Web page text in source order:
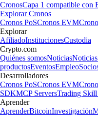
CronosCapa 1 compatible con
Explorar Cronos
Cronos PoSCronos EVM
Explorar
AfiliadoInstitucionesCustodia
Crypto.com
Quiénes somosNoticias
productosEventosEmpleo
Desarrolladores
Cronos PoSCronos EVM
SDKMCP ServersTrading
Aprender
AprenderBitcoinInvestigación